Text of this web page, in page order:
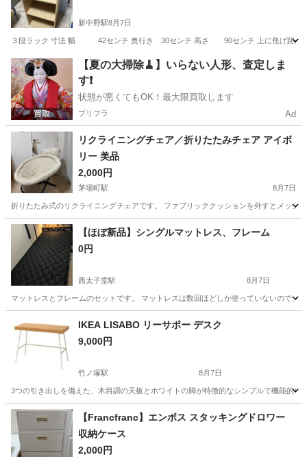
新中野駅8月7日
３段ラック 寸法 幅 42センチ 奥行き 30センチ 高さ 90センチ 上に焦げ跡が
東京 中野区 新中野駅 家具
【夏の大掃除🧹】いらない人形、査定しま
す❗️
状態が悪くてもOK！最大限買取します
プリフラ Ad
リクライニングチェア／折りたたみチェア アイボ
リー 美品
2,000円
茅場町駅 8月7日
折りたたみ式のリクライニングチェアです。 ファブリッククッションを外すとメッ
東京 中央区 茅場町駅 リクライニング
【ほぼ新品】シングルマットレス、フレーム
0円
西太子堂駅 8月7日
マットレスとフレームのセットです。 マットレスは数回ほどしか使っていないので
寝具
IKEA LISABO リーサボー デスク
9,000円
竹ノ塚駅 8月7日
3つの引き出しを備えた、木目調の天板とホワイトの脚が特徴的なシンプルで機能的
東京 足立区 テーブル リーサボー
【Francfranc】エンボス スタッキングドロワー
収納ケース
2,000円